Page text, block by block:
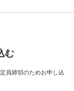
む
員締切のためお申し込